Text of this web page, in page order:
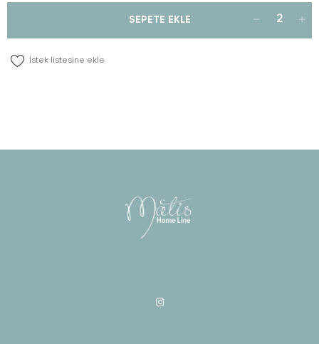
SEPETE EKLE
İstek listesine ekle